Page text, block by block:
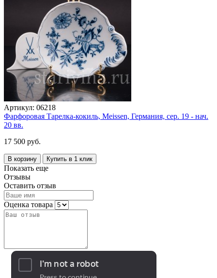
Артикул: 06218
Фарфоровая Тарелка-кокиль, Meissen, Германия, сер. 19 - нач.
20 вв.
17 500 руб.
В корзину Купить в 1 клик
Показать еще
Отзывы
Оставить отзыв
Оценка товара